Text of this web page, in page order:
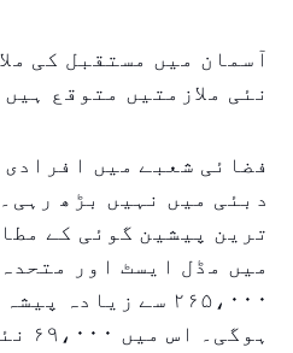
نئی ملازمتیں متوقع ہیں
فضائی شعبے میں
دبئی میں نہیں بڑھ
میں مڈل ایسٹ اور
۲۶۵،۰۰۰ سے